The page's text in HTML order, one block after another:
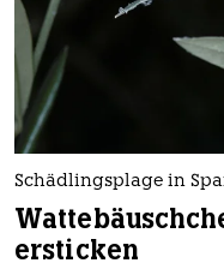
Schädlingsplage in
ersticken